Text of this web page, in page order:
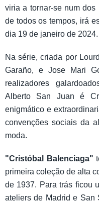
viria a tornar-se num
de todos os tempos, irá
dia 19 de janeiro de 2024.
Na série, criada por
Garaño, e Jose Mari
realizadores
Alberto San Juan é
enigmático e
convenções sociais da
moda.
"Cristóbal Balenciaga"
primeira coleção de alta
de 1937. Para trás ficou
ateliers de Madrid e San